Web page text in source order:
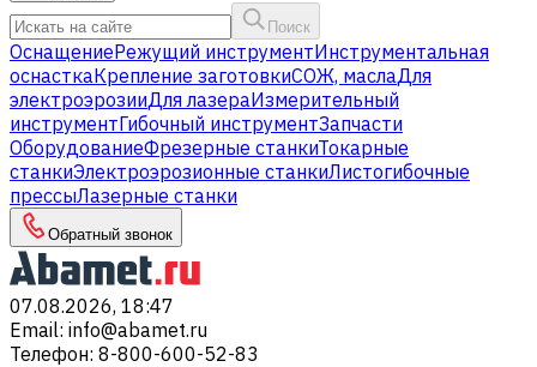
Поиск
ОснащениеРежущий инструментИнструментальная
оснасткаКрепление заготовкиСОЖ, маслаДля
электроэрозииДля лазераИзмерительный
инструментГибочный инструментЗапчасти
ОборудованиеФрезерные станкиТокарные
станкиЭлектроэрозионные станкиЛистогибочные
прессыЛазерные станки
Обратный звонок
07.08.2026, 18:47
Email: info@abamet.ru
Телефон: 8-800-600-52-83